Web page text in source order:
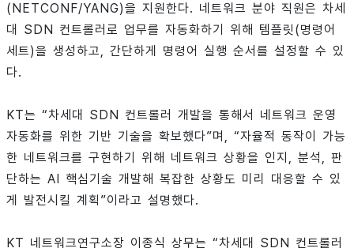
(NETCONF/YANG)을 지원한다. 네트워크 분야 직원은 차세
대 SDN 컨트롤러로 업무를 자동화하기 위해 템플릿(명령어
세트)을 생성하고, 간단하게 명령어 실행 순서를 설정할 수 있
다.
KT는 “차세대 SDN 컨트롤러 개발을 통해서 네트워크 운영
자동화를 위한 기반 기술을 확보했다”며, “자율적 동작이 가능
한 네트워크를 구현하기 위해 네트워크 상황을 인지, 분석, 판
단하는 AI 핵심기술 개발해 복잡한 상황도 미리 대응할 수 있
게 발전시킬 계획”이라고 설명했다.
KT 네트워크연구소장 이종식 상무는 “차세대 SDN 컨트롤러